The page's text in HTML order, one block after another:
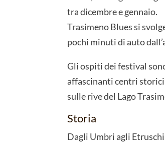
tra dicembre e gennaio.
Trasimeno Blues si
pochi minuti di auto
Gli ospiti dei festival
affascinanti centri
sulle rive del Lago
Storia
Dagli Umbri agli